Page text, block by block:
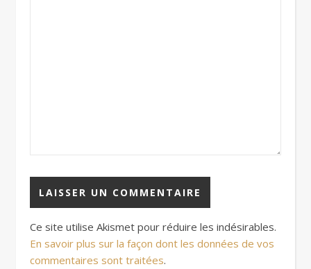
Ce site utilise Akismet pour réduire les indésirables.
En savoir plus sur la façon dont les données de vos
commentaires sont traitées.